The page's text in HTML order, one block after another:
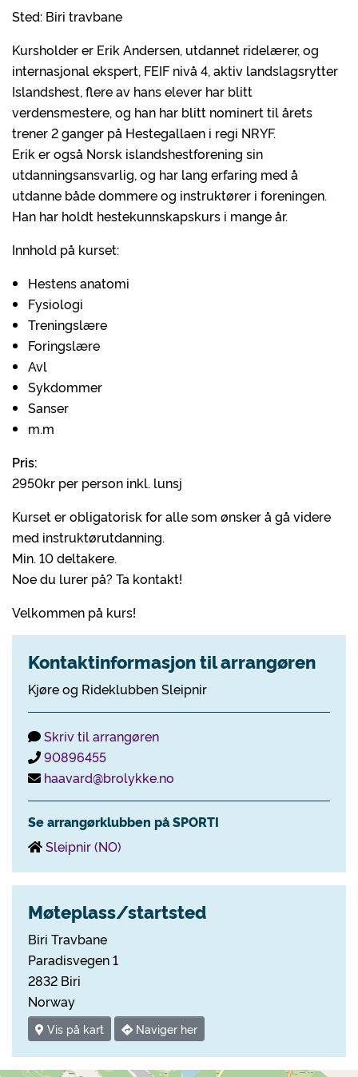
Sted: Biri travbane
Kursholder er Erik Andersen, utdannet ridelærer, og
internasjonal ekspert, FEIF nivå 4, aktiv landslagsrytter
Islandshest, flere av hans elever har blitt
verdensmestere, og han har blitt nominert til årets
trener 2 ganger på Hestegallaen i regi NRYF.
Erik er også Norsk islandshestforening sin
utdanningsansvarlig, og har lang erfaring med å
utdanne både dommere og instruktører i foreningen.
Han har holdt hestekunnskapskurs i mange år.
Innhold på kurset:
Hestens anatomi
Fysiologi
Treningslære
Foringslære
Avl
Sykdommer
Sanser
m.m
Pris:
2950kr per person inkl. lunsj
Kurset er obligatorisk for alle som ønsker å gå videre
med instruktørutdanning.
Min. 10 deltakere.
Noe du lurer på? Ta kontakt!
Velkommen på kurs!
Kontaktinformasjon til arrangøren
Kjøre og Rideklubben Sleipnir
Skriv til arrangøren
90896455
haavard@brolykke.no
Se arrangørklubben på SPORTI
Sleipnir (NO)
Møteplass/startsted
Biri Travbane
Paradisvegen 1
2832 Biri
Norway
Vis på kart Naviger her